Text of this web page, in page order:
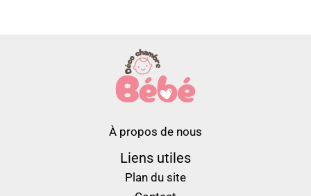
À propos de nous
Liens utiles
Plan du site